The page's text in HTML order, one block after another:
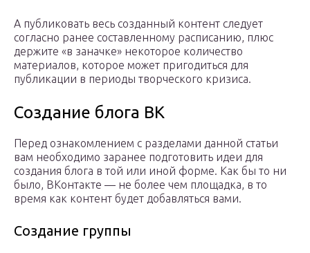
А публиковать весь созданный контент следует
согласно ранее составленному расписанию, плюс
держите «в заначке» некоторое количество
материалов, которое может пригодиться для
публикации в периоды творческого кризиса.
Создание блога ВК
Перед ознакомлением с разделами данной статьи
вам необходимо заранее подготовить идеи для
создания блога в той или иной форме. Как бы то ни
было, ВКонтакте — не более чем площадка, в то
время как контент будет добавляться вами.
Создание группы